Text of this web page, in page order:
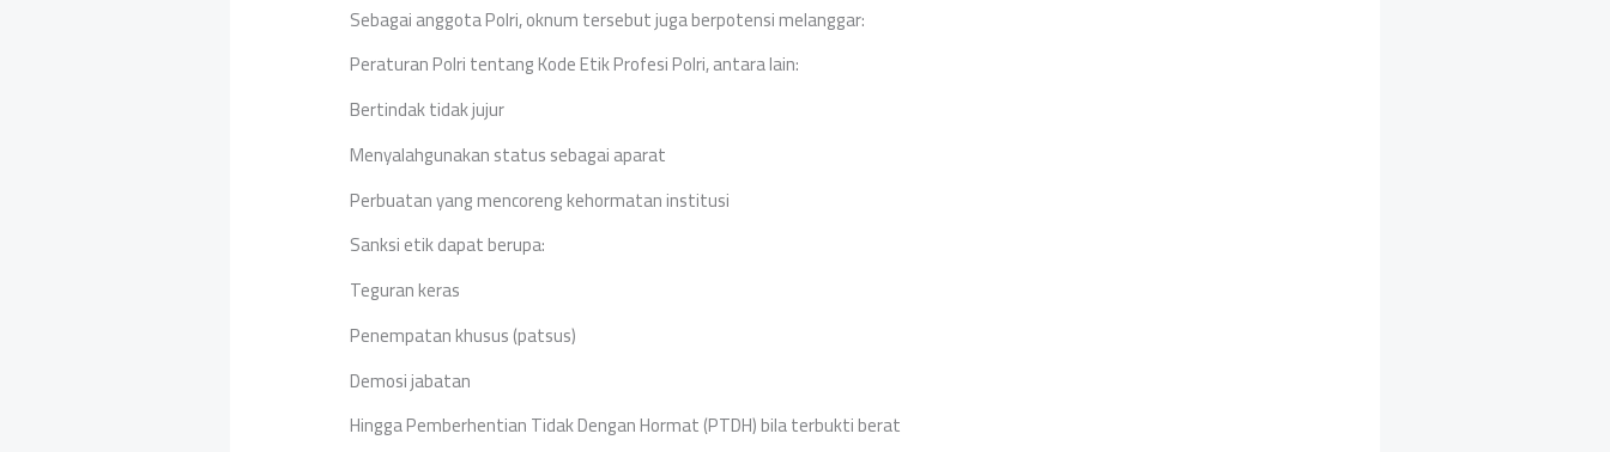
Sebagai anggota Polri, oknum tersebut juga berpotensi melanggar:
Peraturan Polri tentang Kode Etik Profesi Polri, antara lain:
Bertindak tidak jujur
Menyalahgunakan status sebagai aparat
Perbuatan yang mencoreng kehormatan institusi
Sanksi etik dapat berupa:
Teguran keras
Penempatan khusus (patsus)
Demosi jabatan
Hingga Pemberhentian Tidak Dengan Hormat (PTDH) bila terbukti berat